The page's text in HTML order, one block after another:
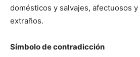
domésticos y salvajes, afectuosos
extraños.
Símbolo de contradicción